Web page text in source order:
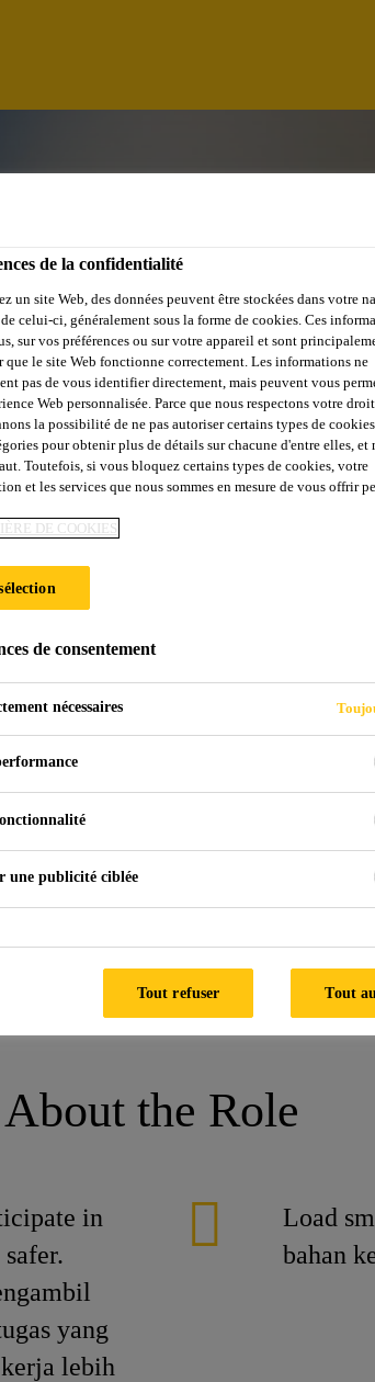
About the Role
in
yang
lebih
Load
bahan
de la confidentialité
un site Web, des données peuvent être stockées dans votre
celui-ci, généralement sous la forme de cookies. Ces
sur vos préférences ou sur votre appareil et sont
que le site Web fonctionne correctement. Les informations ne
pas de vous identifier directement, mais peuvent vous
Web personnalisée. Parce que nous respectons votre
la possibilité de ne pas autoriser certains types de
pour obtenir plus de détails sur chacune d'entre elles, et
Toutefois, si vous bloquez certains types de cookies, votre
et les services que nous sommes en mesure de vous offrir
DE COOKIES
de consentement
nécessaires
une publicité ciblée
Tout refuser Tout